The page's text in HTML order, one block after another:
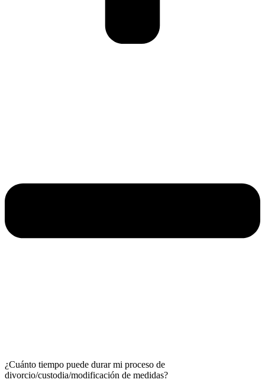
¿Cuánto tiempo puede durar mi proceso de
divorcio/custodia/modificación de medidas?